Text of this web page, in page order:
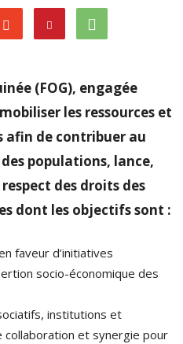
(FOG), engagée
les ressources et
afin de contribuer au
populations, lance,
des droits des
dont les objectifs sont :
faveur d’initiatives
socio-économique des
institutions et
collaboration et synergie pour